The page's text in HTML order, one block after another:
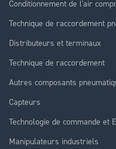
Conditionnement de l'air
Technique de raccordement
Distributeurs et terminaux
Technique de raccordement
Autres composants
Capteurs
Technologie de commande et
Manipulateurs industriels